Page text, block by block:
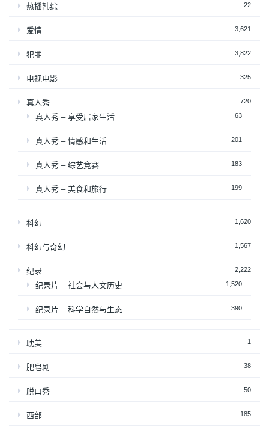
热播韩综 22
爱情 3,621
犯罪 3,822
电视电影 325
真人秀 720
真人秀 – 享受居家生活 63
真人秀 – 情感和生活 201
真人秀 – 综艺竞赛 183
真人秀 – 美食和旅行 199
科幻 1,620
科幻与奇幻 1,567
纪录 2,222
纪录片 – 社会与人文历史 1,520
纪录片 – 科学自然与生态 390
耽美 1
肥皂剧 38
脱口秀 50
西部 185